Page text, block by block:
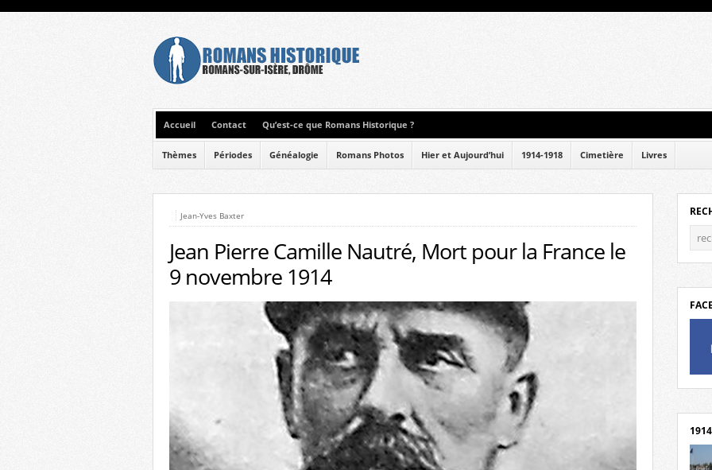
Accueil Contact Qu’est-ce que Romans Historique ?
Thèmes Périodes Généalogie Romans Photos Hier et Aujourd’hui 1914-1918 Cimetière Livres
Jean-Yves Baxter
Jean Pierre Camille Nautré, Mort pour la France le
9 novembre 1914